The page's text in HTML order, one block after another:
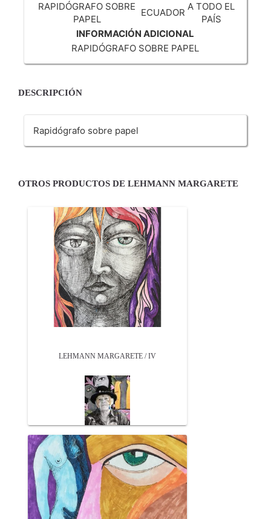
RAPIDÓGRAFO SOBRE
PAPEL
ECUADOR
A TODO EL
PAÍS
INFORMACIÓN ADICIONAL
RAPIDÓGRAFO SOBRE PAPEL
DESCRIPCIÓN
Rapidógrafo sobre papel
OTROS PRODUCTOS DE LEHMANN MARGARETE
LEHMANN MARGARETE / IV